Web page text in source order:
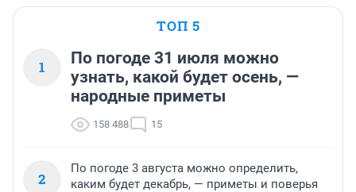
ТОП 5
1
По погоде 31 июля можно
узнать, какой будет осень, —
народные приметы
158 488 15
2
По погоде 3 августа можно определить,
каким будет декабрь, — приметы и поверья